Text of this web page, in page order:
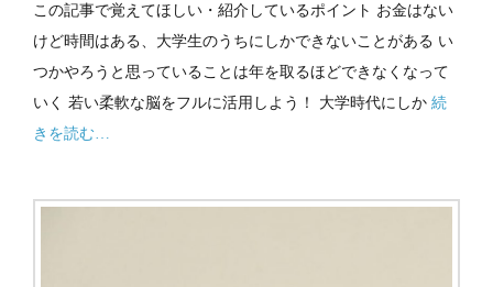
この記事で覚えてほしい・紹介しているポイント お金はない
けど時間はある、大学生のうちにしかできないことがある い
つかやろうと思っていることは年を取るほどできなくなって
いく 若い柔軟な脳をフルに活用しよう！ 大学時代にしか 続
きを読む…